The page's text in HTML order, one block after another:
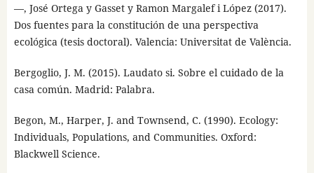
—, José Ortega y Gasset y Ramon Margalef i López (2017).
Dos fuentes para la constitución de una perspectiva
ecológica (tesis doctoral). Valencia: Universitat de València.
Bergoglio, J. M. (2015). Laudato si. Sobre el cuidado de la
casa común. Madrid: Palabra.
Begon, M., Harper, J. and Townsend, C. (1990). Ecology:
Individuals, Populations, and Communities. Oxford:
Blackwell Science.